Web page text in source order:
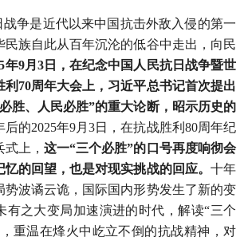
争是近代以来中国抗击外敌入侵的第一
民族自此从百年沉沦的低谷中走出，向民
年9月3日，在纪念中国人民抗日战争暨世
利70周年大会上，习近平总书记首次提出
胜、人民必胜”的重大论断，昭示历史的
后的2025年9月3日，在抗战胜利80周年纪
上， 这一“三个必胜”的口号再度响彻会
的回望，也是对现实挑战的回应。 十年
势波谲云诡，国际国内形势发生了新的变
有之大变局加速演进的时代，解读“三个
重温在烽火中屹立不倒的抗战精神，对